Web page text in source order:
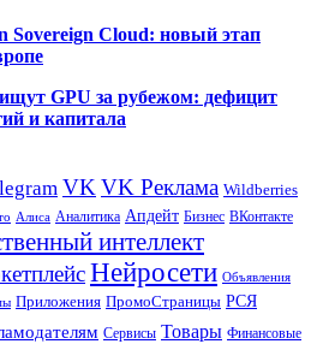
Sovereign Cloud: новый этап
GPU за рубежом: дефицит
и капитала
VKVK Реклама Wildberries
Алиса Аналитика Апдейт Бизнес ВКонтакте
интеллект
Нейросети Объявления
Приложения ПромоСтраницы РСЯ
Сервисы Товары Финансовые